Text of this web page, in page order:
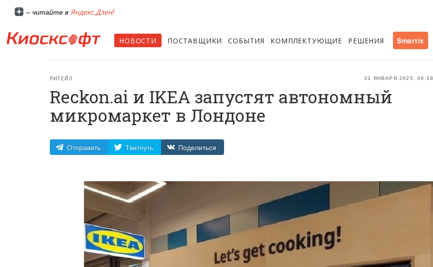
– читайте в Яндекс.Дзен!
НОВОСТИ ПОСТАВЩИКИ СОБЫТИЯ КОМПЛЕКТУЮЩИЕ РЕШЕНИЯ Smartix
31 ЯНВАРЯ 2025, 06:58
РИТЕЙЛ
Reckon.ai и IKEA запустят автономный
микромаркет в Лондоне
Отправить Твитнуть Поделиться